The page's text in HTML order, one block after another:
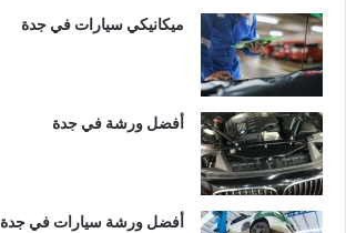
ميكانيكي سيارات في جدة
أفضل ورشة في جدة
أفضل ورشة سيارات في جدة